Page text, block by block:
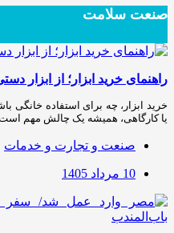
صنعت سلامت
راهنمای خرید ابزار؛ از ابزار
خرید ابزار، چه برای استفاده خانگی
یا کارگاهی، همیشه یک چالش مهم
صنعت و تجارت و خدمات
10 مرداد 1405